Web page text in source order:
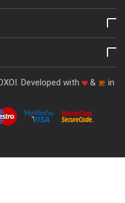
Developed with &
in